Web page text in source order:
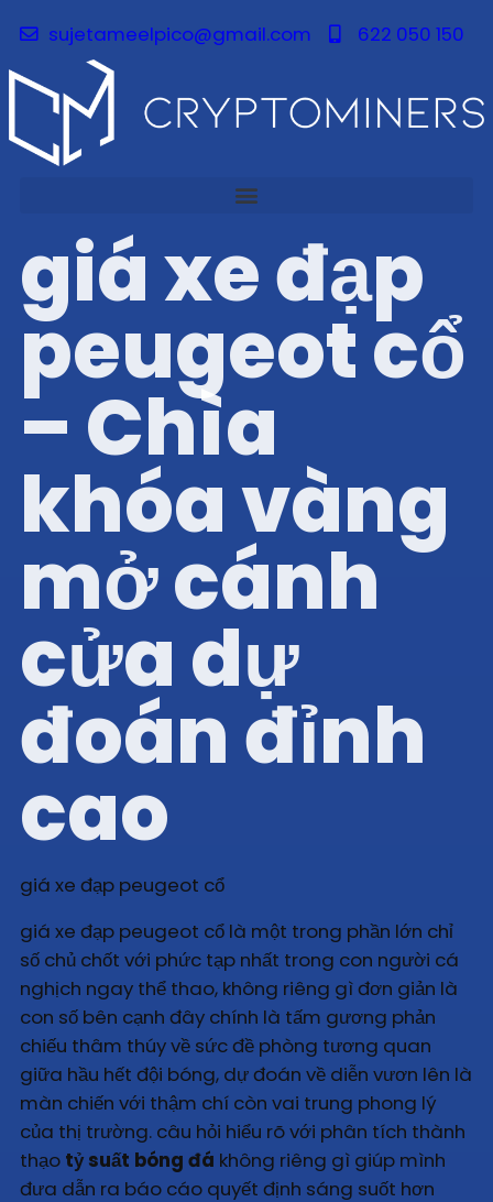
sujetameelpico@gmail.com 622 050 150
giá xe đạp
peugeot cổ
– Chìa
khóa vàng
mở cánh
cửa dự
đoán đỉnh
cao
giá xe đạp peugeot cổ
giá xe đạp peugeot cổ là một trong phần lớn chỉ
số chủ chốt với phức tạp nhất trong con người cá
nghịch ngay thể thao, không riêng gì đơn giản là
con số bên cạnh đây chính là tấm gương phản
chiếu thâm thúy về sức đề phòng tương quan
giữa hầu hết đội bóng, dự đoán về diễn vươn lên là
màn chiến với thậm chí còn vai trung phong lý
của thị trường. câu hỏi hiểu rõ với phân tích thành
thạo tỷ suất bóng đá không riêng gì giúp mình
đưa dẫn ra báo cáo quyết định sáng suốt hơn